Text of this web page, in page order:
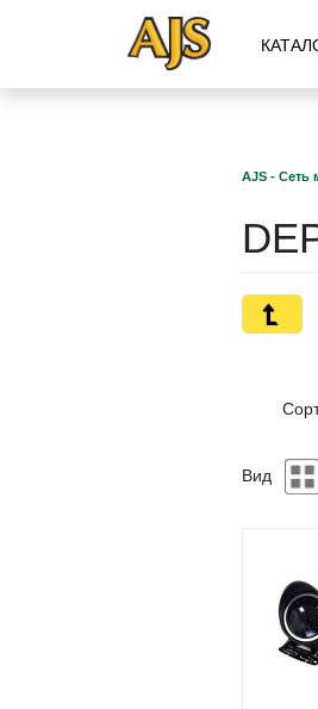
AJS - Сеть
Вид